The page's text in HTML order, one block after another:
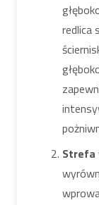
redlica
Strefa